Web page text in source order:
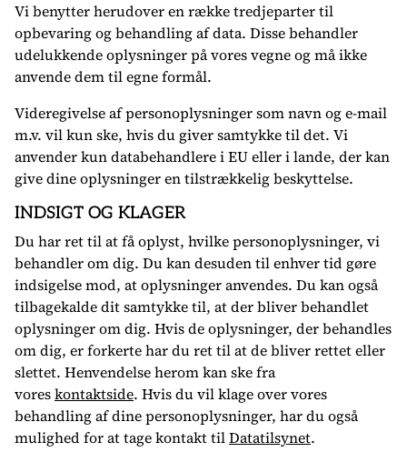
Vi benytter herudover en række tredjeparter til
opbevaring og behandling af data. Disse behandler
udelukkende oplysninger på vores vegne og må ikke
anvende dem til egne formål.
Videregivelse af personoplysninger som navn og e-mail
m.v. vil kun ske, hvis du giver samtykke til det. Vi
anvender kun databehandlere i EU eller i lande, der kan
give dine oplysninger en tilstrækkelig beskyttelse.
INDSIGT OG KLAGER
Du har ret til at få oplyst, hvilke personoplysninger, vi
behandler om dig. Du kan desuden til enhver tid gøre
indsigelse mod, at oplysninger anvendes. Du kan også
tilbagekalde dit samtykke til, at der bliver behandlet
oplysninger om dig. Hvis de oplysninger, der behandles
om dig, er forkerte har du ret til at de bliver rettet eller
slettet. Henvendelse herom kan ske fra
voreskontaktside. Hvis du vil klage over vores
behandling af dine personoplysninger, har du også
mulighed for at tage kontakt tilDatatilsynet.